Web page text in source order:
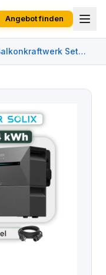
Angebot finden
Set
Wp Anker
/ Solyco 480 Wp
Contact Modul / 2
/ Schuko
/ 3 m